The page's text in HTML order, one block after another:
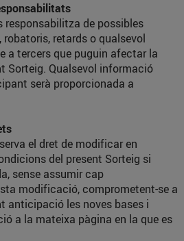
responsabilitza de possibles
robatoris, retards o qualsevol
a tercers que puguin afectar la
Sorteig. Qualsevol informació
serà proporcionada a
el dret de modificar en
del present Sorteig si
sense assumir cap
modificació, comprometent-se a
anticipació les noves bases i
a la mateixa pàgina en la que es